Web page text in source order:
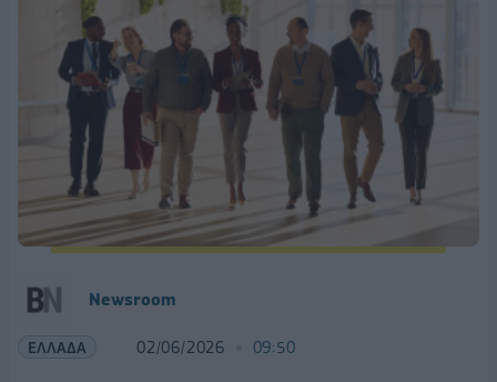
Newsroom
ΕΛΛΑΔΑ 02/06/2026 09:50